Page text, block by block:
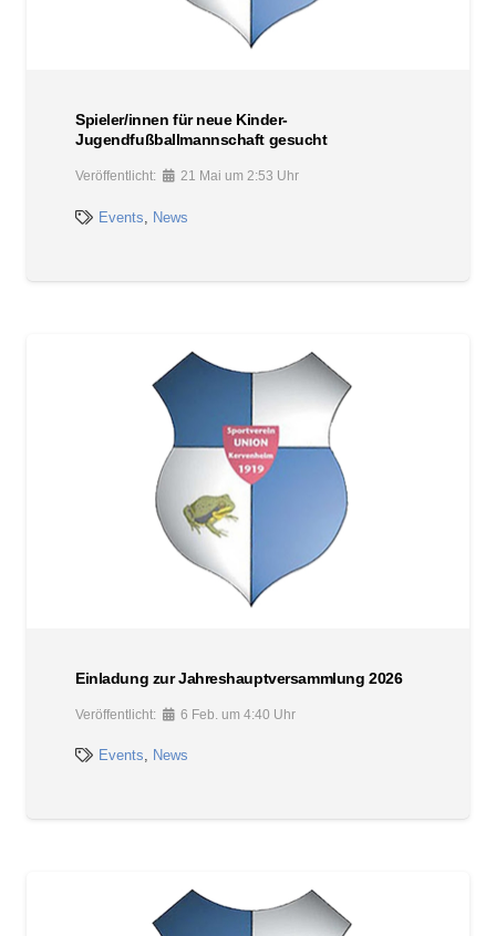
Spieler/innen für neue Kinder-
Jugendfußballmannschaft gesucht
Veröffentlicht: 21 Mai um 2:53 Uhr
Events News
Einladung zur Jahreshauptversammlung 2026
Veröffentlicht: 6 Feb. um 4:40 Uhr
Events, News